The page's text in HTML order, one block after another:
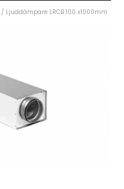
/ Ljuddämpare LRCB 100 x1000mm